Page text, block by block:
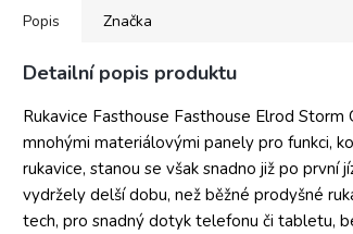
Popis Značka
Detailní popis produktu
Rukavice Fasthouse Fasthouse Elrod
mnohými materiálovými panely pro funkci,
rukavice, stanou se však snadno již po první
vydržely delší dobu, než běžné prodyšné
tech, pro snadný dotyk telefonu či tabletu,